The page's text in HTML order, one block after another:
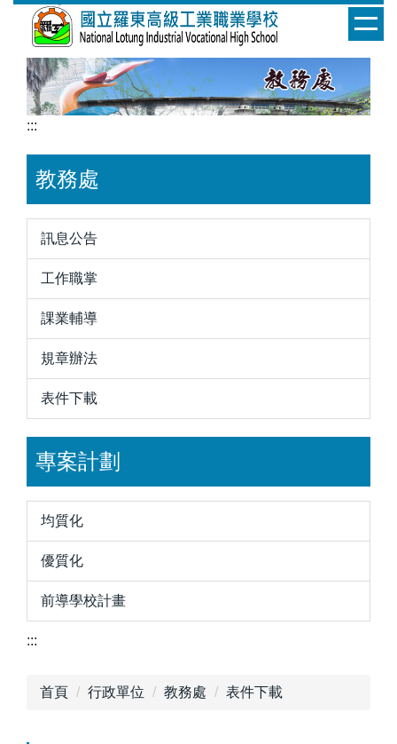
:::
教務處
訊息公告
工作職掌
課業輔導
規章辦法
表件下載
專案計劃
均質化
優質化
前導學校計畫
:::
首頁 行政單位 教務處 表件下載